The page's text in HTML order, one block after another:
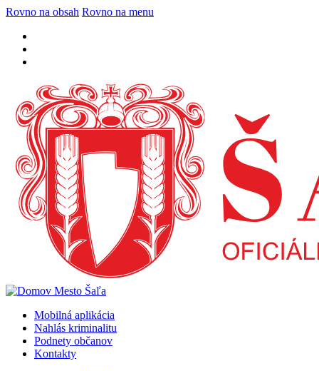
Rovno na obsah Rovno na menu
Mobilná aplikácia
Nahlás kriminalitu
Podnety občanov
Kontakty